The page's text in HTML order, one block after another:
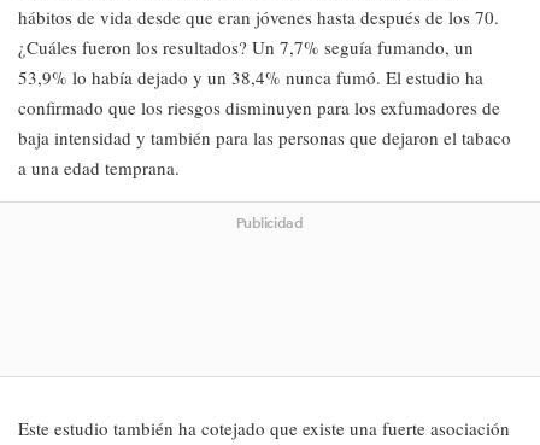
hábitos de vida desde que eran jóvenes hasta después de los 70.
¿Cuáles fueron los resultados? Un 7,7% seguía fumando, un
53,9% lo había dejado y un 38,4% nunca fumó. El estudio ha
confirmado que los riesgos disminuyen para los exfumadores de
baja intensidad y también para las personas que dejaron el tabaco
a una edad temprana.
Publicidad
Este estudio también ha cotejado que existe una fuerte asociación